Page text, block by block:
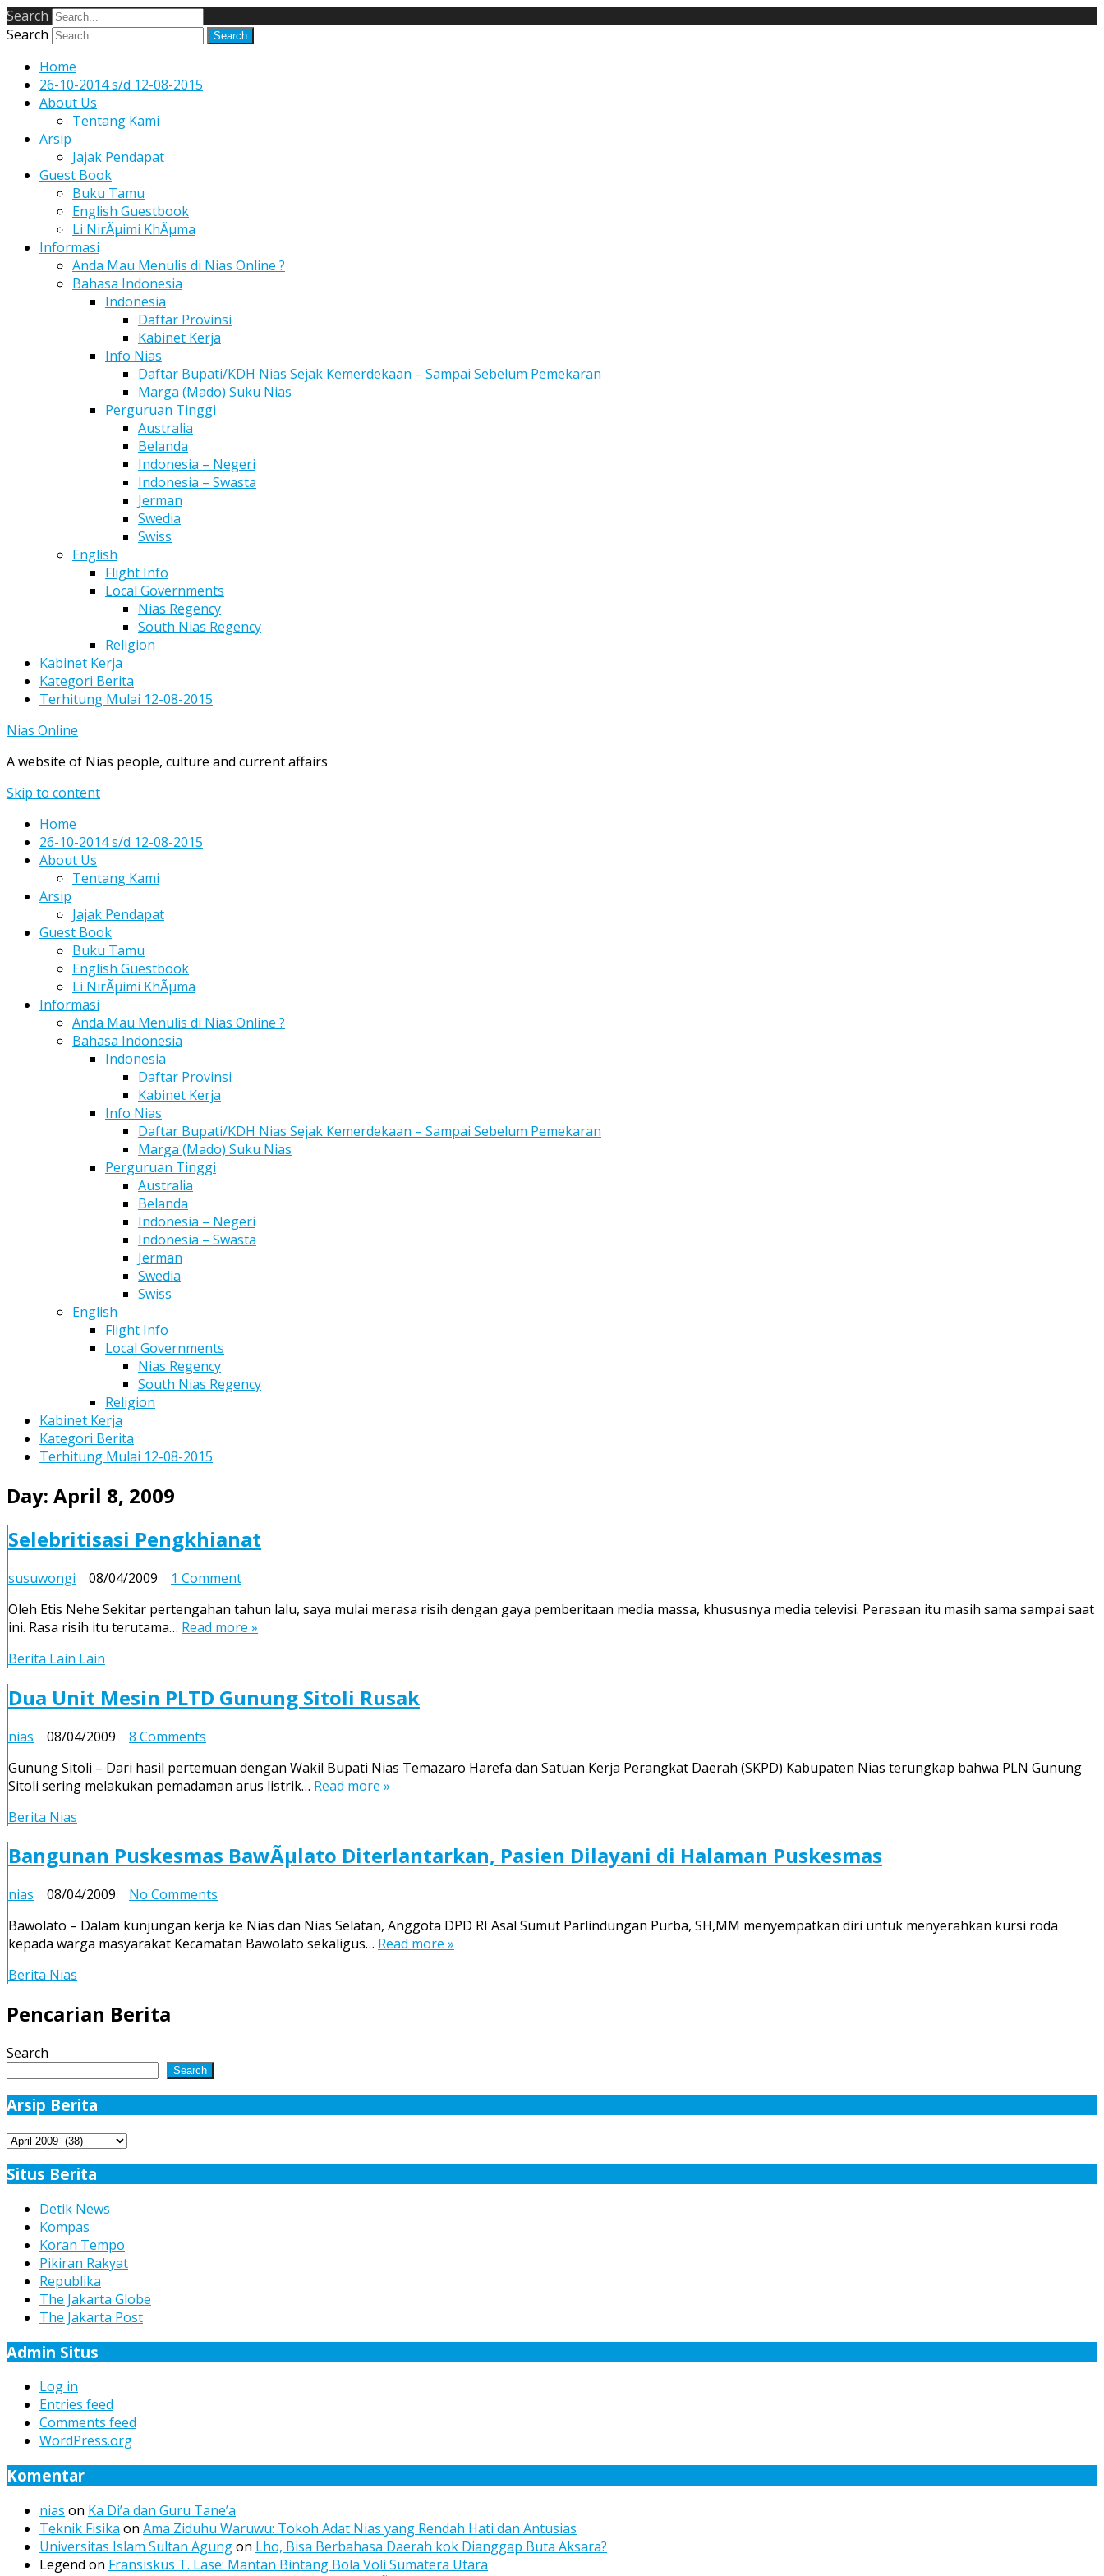
Search
Search
Home
26-10-2014 s/d 12-08-2015
About Us
Tentang Kami
Arsip
Jajak Pendapat
Guest Book
Buku Tamu
English Guestbook
Li NirÃµimi KhÃµma
Informasi
Anda Mau Menulis di Nias Online ?
Bahasa Indonesia
Indonesia
Daftar Provinsi
Kabinet Kerja
Info Nias
Daftar Bupati/KDH Nias Sejak Kemerdekaan – Sampai Sebelum Pemekaran
Marga (Mado) Suku Nias
Perguruan Tinggi
Australia
Belanda
Indonesia – Negeri
Indonesia – Swasta
Jerman
Swedia
Swiss
English
Flight Info
Local Governments
Nias Regency
South Nias Regency
Religion
Kabinet Kerja
Kategori Berita
Terhitung Mulai 12-08-2015
Nias Online
A website of Nias people, culture and current affairs
Skip to content
Home
26-10-2014 s/d 12-08-2015
About Us
Tentang Kami
Arsip
Jajak Pendapat
Guest Book
Buku Tamu
English Guestbook
Li NirÃµimi KhÃµma
Informasi
Anda Mau Menulis di Nias Online ?
Bahasa Indonesia
Indonesia
Daftar Provinsi
Kabinet Kerja
Info Nias
Daftar Bupati/KDH Nias Sejak Kemerdekaan – Sampai Sebelum Pemekaran
Marga (Mado) Suku Nias
Perguruan Tinggi
Australia
Belanda
Indonesia – Negeri
Indonesia – Swasta
Jerman
Swedia
Swiss
English
Flight Info
Local Governments
Nias Regency
South Nias Regency
Religion
Kabinet Kerja
Kategori Berita
Terhitung Mulai 12-08-2015
Day: April 8, 2009
Selebritisasi Pengkhianat
susuwongi 08/04/2009 1 Commenton
Pengkhianat
Oleh Etis Nehe Sekitar pertengahan tahun lalu, saya mulai merasa risih dengan gaya pemberitaan media massa, khususnya media televisi. Perasaan itu masih sama sampai saat
ini. Rasa risih itu terutama… Read more »
Berita Lain Lain
Dua Unit Mesin PLTD Gunung Sitoli Rusak
nias 08/04/2009 8 Comments
Unit
Mesin
Rusak
Gunung Sitoli – Dari hasil pertemuan dengan Wakil Bupati Nias Temazaro Harefa dan Satuan Kerja Perangkat Daerah (SKPD) Kabupaten Nias terungkap bahwa PLN Gunung
Sitoli sering melakukan pemadaman arus listrik… Read more »
Berita Nias
Bangunan Puskesmas BawÃµlato Diterlantarkan, Pasien Dilayani di Halaman Puskesmas
nias 08/04/2009 No Comments
Puskesmas
BawÃµlato
Bawolato – Dalam kunjungan kerja ke Nias dan Nias Selatan, Anggota DPD RI Asal Sumut Parlindungan Purba, SH,MM menyempatkan diri untuk menyerahkan kursi roda
kepada warga masyarakat Kecamatan Bawolato sekaligus… Read more »
Berita Nias
Pencarian Berita
Search
Search
Arsip Berita
Arsip
Situs Berita
Detik News
Kompas
Koran Tempo
Pikiran Rakyat
Republika
The Jakarta Globe
The Jakarta Post
Admin Situs
Log in
Entries feed
Comments feed
WordPress.org
Komentar
nias on Ka Di’a dan Guru Tane’a
Teknik Fisika on Ama Ziduhu Waruwu: Tokoh Adat Nias yang Rendah Hati dan Antusias
Universitas Islam Sultan Agungon Lho, Bisa Berbahasa Daerah kok Dianggap Buta Aksara?
Legend on Fransiskus T. Lase: Mantan Bintang Bola Voli Sumatera Utara